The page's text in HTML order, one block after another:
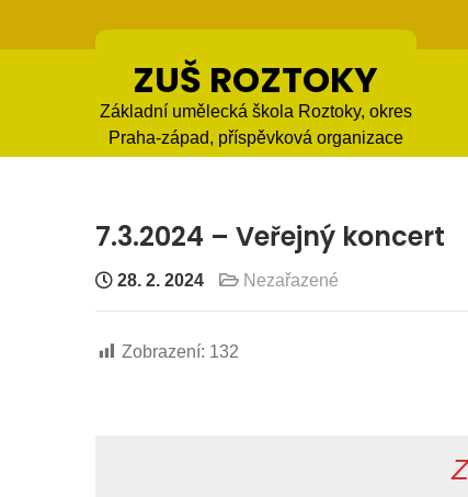
ZUŠ ROZTOKY
Základní umělecká škola Roztoky, okres
Praha-západ, příspěvková organizace
7.3.2024 – Veřejný koncert
28. 2. 2024 Nezařazené
Zobrazení: 132